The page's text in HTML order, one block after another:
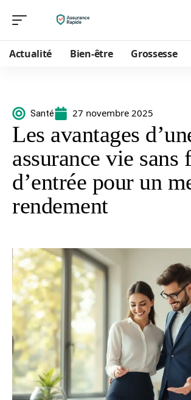
Actualité Bien-être Grossesse
Santé 27 novembre 2025
Les avantages
assurance vie sans
d’entrée pour un
rendement